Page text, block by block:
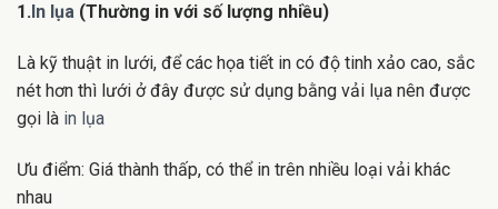
1. In lụa (Thường in với số lượng nhiều)
Là kỹ thuật in lưới, để các họa tiết in có độ tinh xảo cao, sắc
nét hơn thì lưới ở đây được sử dụng bằng vải lụa nên được
gọi là in lụa
Ưu điểm: Giá thành thấp, có thể in trên nhiều loại vải khác
nhau